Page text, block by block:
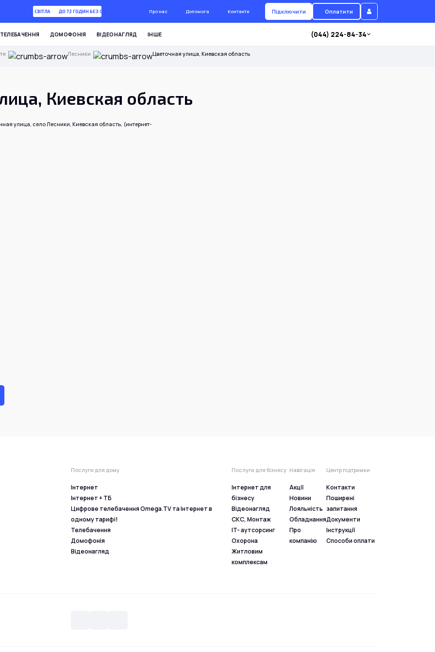
72 ГОДИН БЕЗ СВІТЛА ДО 72 ГОДИН БЕЗ СВІТЛА Про нас Допомога Контакти Підключити Оплатити
ТЕЛЕБАЧЕННЯ ДОМОФОНІЯ ВІДЕОНАГЛЯД ІНШЕ (044) 224-84-34
Лесники Цветочная улица, Киевская область
Киевская область
улица, село Лесники, Киевская область, (интернет-
Послуги для дому
Інтернет
Інтернет + ТБ
Цифрове телебачення Omega.TV та Інтернет в
одному тарифі!
Телебачення
Домофонія
Відеонагляд
Послуги для бізнесу
Інтернет для
бізнесу
Відеонагляд
СКС, Монтаж
IT- аутсорсинг
Охорона
Житловим
комплексам
Навігація
Акції
Новини
Лояльність
Обладнання
Про
компанію
Центр підтримки
Контакти
Поширені
запитання
Документи
Інструкції
Способи оплати